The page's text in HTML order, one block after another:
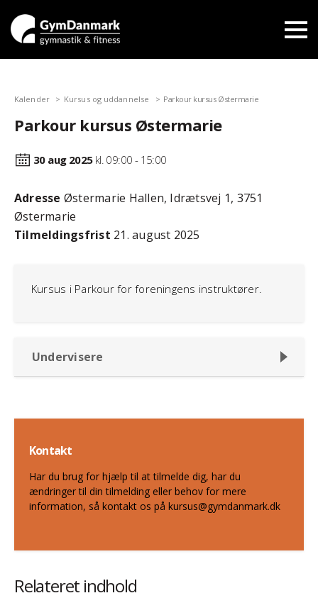
Kalender Kursus og uddannelse Parkour kursus Østermarie
Parkour kursus Østermarie
30 aug 2025kl. 09:00 - 15:00
Adresse Østermarie Hallen, Idrætsvej 1, 3751
Østermarie
Tilmeldingsfrist 21. august 2025
Kursus i Parkour for foreningens instruktører.
Undervisere
Kontakt
Har du brug for hjælp til at tilmelde dig, har du
ændringer til din tilmelding eller behov for mere
information, så kontakt os på kursus@gymdanmark.dk
Relateret indhold